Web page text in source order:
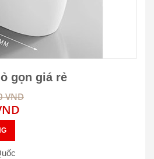
gọn giá rẻ
VND